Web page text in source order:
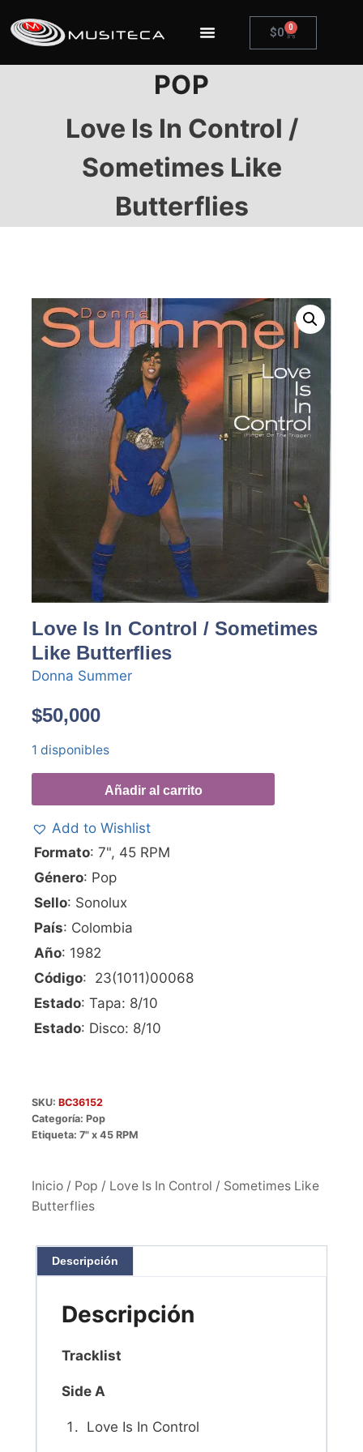
$0 0
POP
Love Is In Control /
Sometimes Like
Butterflies
Love Is In Control / Sometimes
Like Butterflies
Donna Summer
$50,000
1 disponibles
Añadir al carrito
Add to Wishlist
Formato: 7", 45 RPM
Género: Pop
Sello: Sonolux
País: Colombia
Año: 1982
Código: 23(1011)00068
Estado: Tapa: 8/10
Estado: Disco: 8/10
SKU: BC36152
Categoría: Pop
Etiqueta: 7" x 45 RPM
Inicio / Pop / Love Is In Control / Sometimes Like
Butterflies
Descripción
Descripción
Tracklist
Side A
Love Is In Control